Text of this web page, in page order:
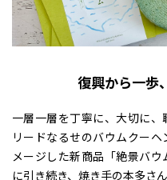
復興から一歩
一層一層を丁寧に、大切に
リードなるせのバウムクー
メージした新商品「絶景バ
に引き続き、焼き手の本多さ